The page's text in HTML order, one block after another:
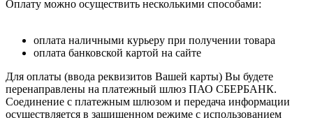
Оплату можно осуществить несколькими способами:
оплата наличными курьеру при получении товара
оплата банковской картой на сайте
Для оплаты (ввода реквизитов Вашей карты) Вы будете
перенаправлены на платежный шлюз ПАО СБЕРБАНК.
Соединение с платежным шлюзом и передача информации
осуществляется в защищенном режиме с использованием